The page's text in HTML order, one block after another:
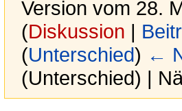
Version vom 28.
(Diskussion |
(Unterschied) ←
(Unterschied) |